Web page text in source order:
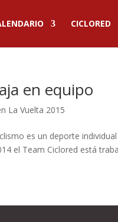
CICLORED
en equipo
La Vuelta 2015
es un deporte
el Team Ciclored está